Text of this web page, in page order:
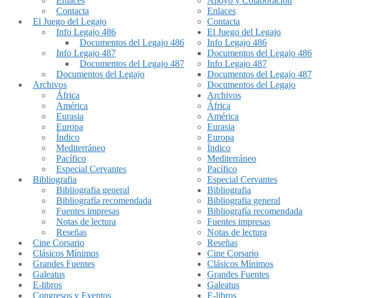
Contacta
El Juego del Legajo
Info Legajo 486
Documentos del Legajo 486
Info Legajo 487
Documentos del Legajo 487
Documentos del Legajo
Archivos
África
América
Eurasia
Europa
Índico
Mediterráneo
Pacífico
Especial Cervantes
Bibliografia
Bibliografia general
Bibliografía recomendada
Fuentes impresas
Notas de lectura
Reseñas
Cine Corsario
Clásicos Mínimos
Grandes Fuentes
Galeatus
E-libros
Congresos y Eventos
Enlaces
Contacta
El Juego del Legajo
Info Legajo 486
Documentos del Legajo 486
Info Legajo 487
Documentos del Legajo 487
Documentos del Legajo
Archivos
África
América
Eurasia
Europa
Índico
Mediterráneo
Pacífico
Especial Cervantes
Bibliografia
Bibliografia general
Bibliografía recomendada
Fuentes impresas
Notas de lectura
Reseñas
Cine Corsario
Clásicos Mínimos
Grandes Fuentes
Galeatus
E-libros